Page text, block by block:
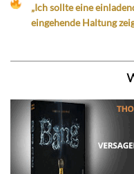
„Ich sollte eine
eingehende Haltung